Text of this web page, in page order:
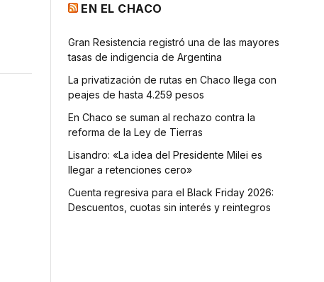
EN EL CHACO
Gran Resistencia registró una de las mayores
tasas de indigencia de Argentina
La privatización de rutas en Chaco llega con
peajes de hasta 4.259 pesos
En Chaco se suman al rechazo contra la
reforma de la Ley de Tierras
Lisandro: «La idea del Presidente Milei es
llegar a retenciones cero»
Cuenta regresiva para el Black Friday 2026:
Descuentos, cuotas sin interés y reintegros